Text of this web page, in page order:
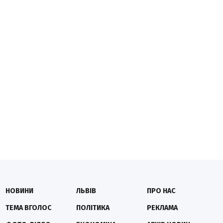
НОВИНИ
ТЕМА ВГОЛОС
ЛЬВІВ
ПОЛІТИКА
ПРО НАС
РЕКЛАМА